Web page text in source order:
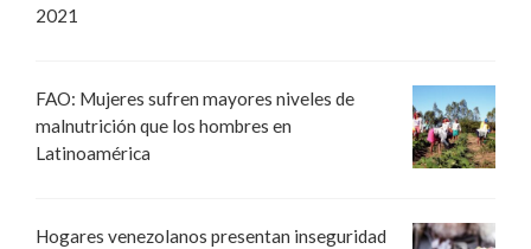
2021
FAO: Mujeres sufren mayores niveles de
malnutrición que los hombres en
Latinoamérica
Hogares venezolanos presentan inseguridad